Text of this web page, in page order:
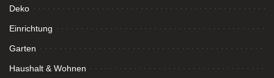
Deko
Einrichtung
Garten
Haushalt & Wohnen